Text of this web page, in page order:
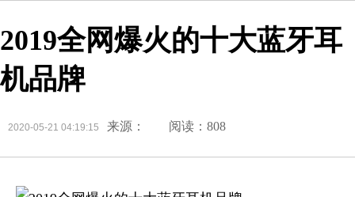
2019全网爆火的十大蓝牙耳
机品牌
2020-05-21 04:19:15 来源： 阅读：808